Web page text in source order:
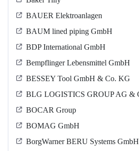
BAUER Elektroanlagen
BAUM lined piping GmbH
BDP International GmbH
Bempflinger Lebensmittel GmbH
BESSEY Tool GmbH & Co. KG
BLG LOGISTICS GROUP AG &
BOCAR Group
BOMAG GmbH
BorgWarner BERU Systems GmbH